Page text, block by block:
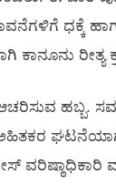
ಧಕ್ಕೆ
ಕಾನೂನು
ಹಬ್ಬ.
ಅಹಿತಕರ